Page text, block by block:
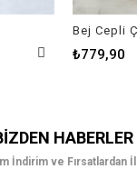
Bej Cepli
₺779,90
HABERLER
İndirim ve Fırsatlardan